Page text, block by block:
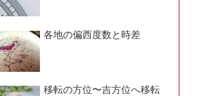
各地の偏西度数と時差
移転の方位〜吉方位へ移転